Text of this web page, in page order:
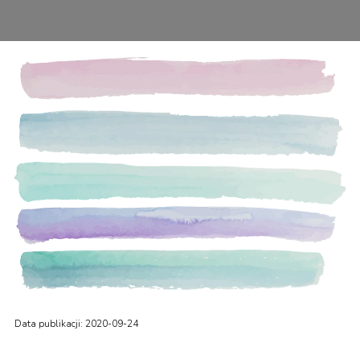
Data publikacji: 2020-09-24